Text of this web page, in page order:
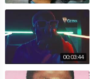
00:03:44